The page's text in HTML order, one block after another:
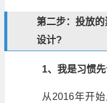
第二步：投放
设计?
1、我是习惯先
从2016年开